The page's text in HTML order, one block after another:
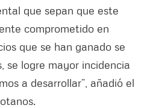
que sepan que este
comprometido en
que se han ganado se
se logre mayor incidencia
a desarrollar”, añadió el